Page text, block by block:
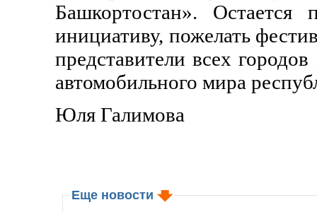
Башкортостан». Остается
инициативу, пожелать
представители всех
автомобильного мира
Юля Галимова
Еще новости